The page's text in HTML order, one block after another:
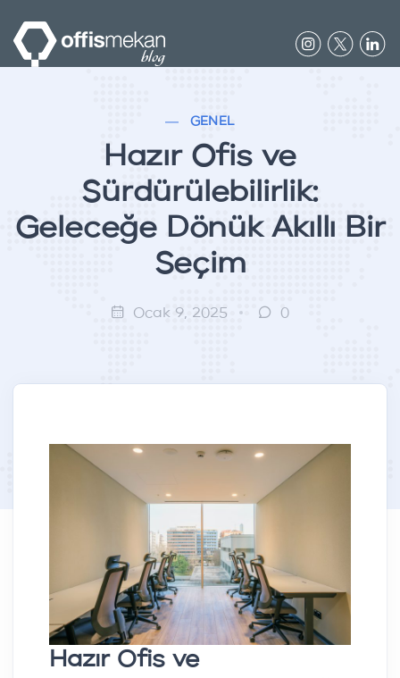
GENEL
Hazır Ofis ve
Sürdürülebilirlik:
Geleceğe Dönük Akıllı Bir
Seçim
Ocak 9, 2025 0
Hazır Ofis ve